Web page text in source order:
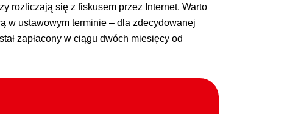
rozliczają się z fiskusem przez Internet. Warto
w ustawowym terminie – dla zdecydowanej
zapłacony w ciągu dwóch miesięcy od